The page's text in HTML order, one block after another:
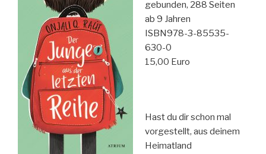
gebunden, 288 Seiten
ab 9 Jahren
ISBN978-3-85535-
630-0
15,00 Euro
Hast du dir schon mal
vorgestellt, aus deinem
Heimatland